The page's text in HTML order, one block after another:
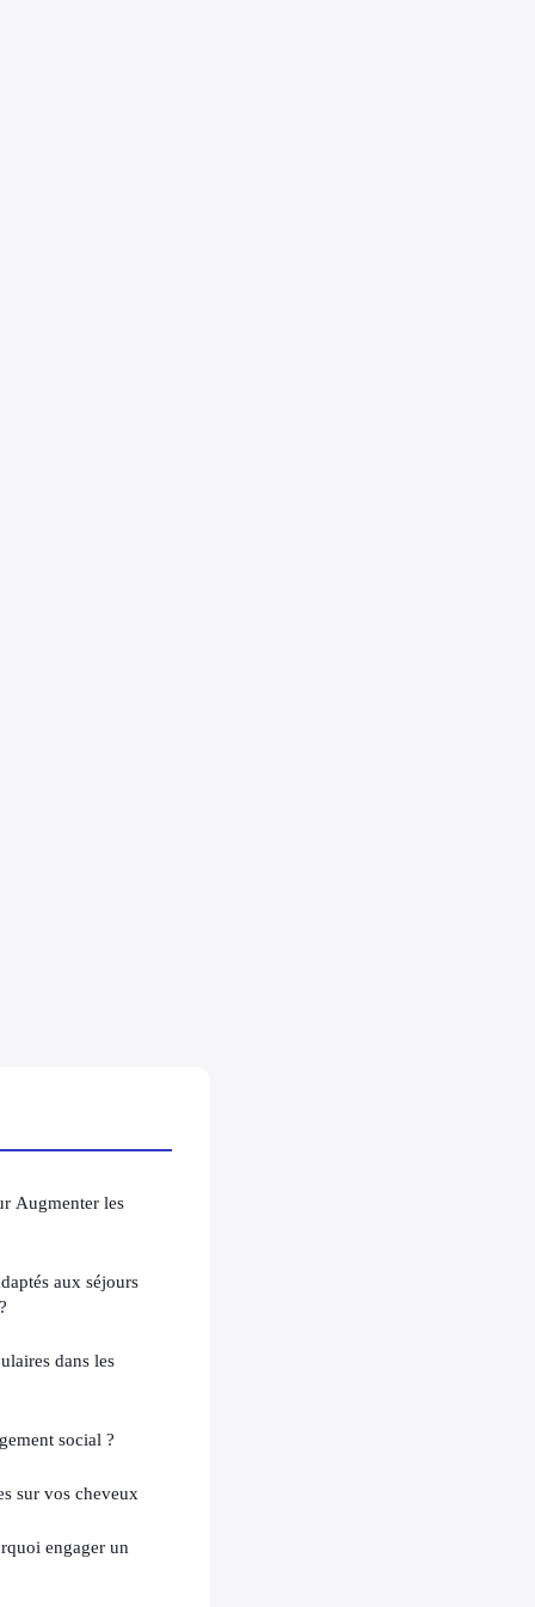
Augmenter les
aux séjours
dans les
social ?
sur vos cheveux
engager un